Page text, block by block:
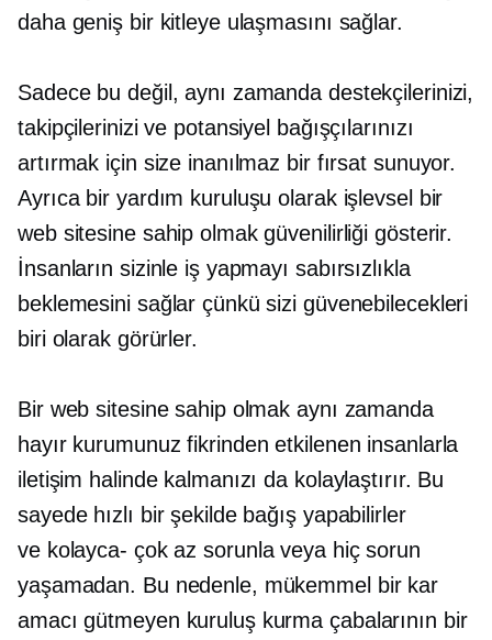
daha geniş bir kitleye ulaşmasını sağlar.
Sadece bu değil, aynı zamanda destekçilerinizi,
takipçilerinizi ve potansiyel bağışçılarınızı
artırmak için size inanılmaz bir fırsat sunuyor.
Ayrıca bir yardım kuruluşu olarak işlevsel bir
web sitesine sahip olmak güvenilirliği gösterir.
İnsanların sizinle iş yapmayı sabırsızlıkla
beklemesini sağlar çünkü sizi güvenebilecekleri
biri olarak görürler.
Bir web sitesine sahip olmak aynı zamanda
hayır kurumunuz fikrinden etkilenen insanlarla
iletişim halinde kalmanızı da kolaylaştırır. Bu
sayede hızlı bir şekilde bağış yapabilirler
ve kolayca- çok az sorunla veya hiç sorun
yaşamadan. Bu nedenle, mükemmel bir kar
amacı gütmeyen kuruluş kurma çabalarının bir